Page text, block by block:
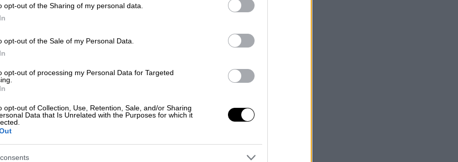
opt-out of the Sharing of my personal data.
opt-out of the Sale of my Personal Data.
opt-out of processing my Personal Data for Targeted
opt-out of Collection, Use, Retention, Sale, and/or Sharing
Data that Is Unrelated with the Purposes for which it
Instagram